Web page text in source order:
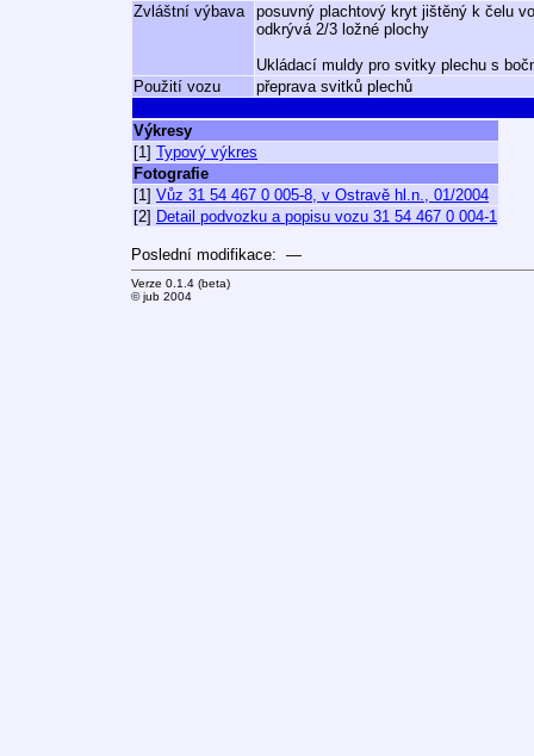
Zvláštní výbava
posuvný plachtový kryt jištěný k čelu
odkrývá 2/3 ložné plochy
Ukládací muldy pro svitky plechu s
Použití vozu
přeprava svitků plechů
Výkresy
[1] Typový výkres
Fotografie
[1] Vůz 31 54 467 0 005-8, v Ostravě hl.n., 01/2004
[2] Detail podvozku a popisu vozu 31 54 467 0 004-1
Poslední modifikace: —
Verze 0.1.4 (beta)
© jub 2004